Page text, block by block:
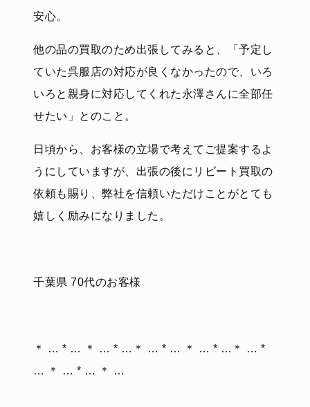
安心。
他の品の買取のため出張してみると、「予定し
ていた呉服店の対応が良くなかったので、いろ
いろと親身に対応してくれた永澤さんに全部任
せたい」とのこと。
日頃から、お客様の立場で考えてご提案するよ
うにしていますが、出張の後にリピート買取の
依頼も賜り、弊社を信頼いただけことがとても
嬉しく励みになりました。
千葉県 70代のお客様
＊ … * … ＊ … * …＊ … * … ＊ … * …＊ … *
… ＊ … * … ＊ …